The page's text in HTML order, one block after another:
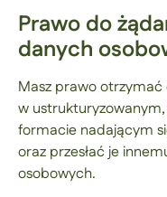
Prawo do
danych
Masz prawo
w
formacie nadającym
oraz przesłać je
osobowych.